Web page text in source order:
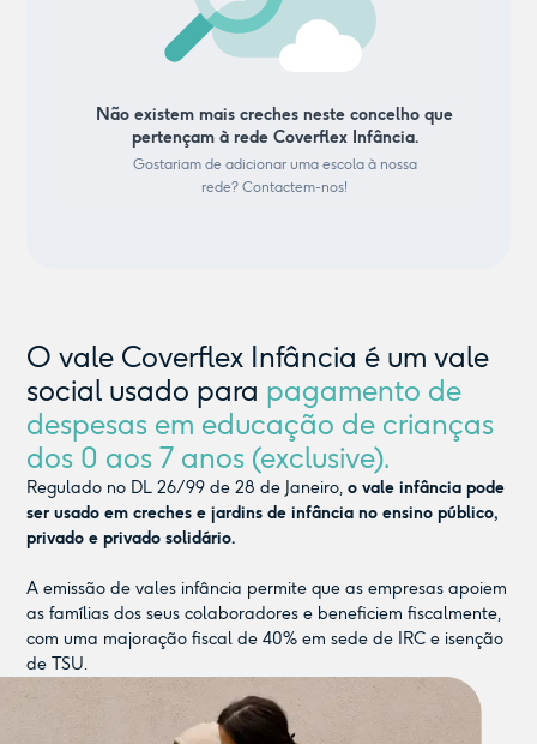
Não existem mais creches neste concelho que
pertençam à rede Coverflex Infância.
Gostariam de adicionar uma escola à nossa
rede? Contactem-nos!
O vale Coverflex Infância é um vale
social usado para pagamento de
despesas em educação de crianças
dos 0 aos 7 anos (exclusive).
Regulado no DL 26/99 de 28 de Janeiro,o vale infância pode
ser usado em creches e jardins de infância no ensino público,
privado e privado solidário.
A emissão de vales infância permite que as empresas apoiem
as famílias dos seus colaboradores e beneficiem fiscalmente,
com uma majoração fiscal de 40% em sede de IRC e isenção
de TSU.